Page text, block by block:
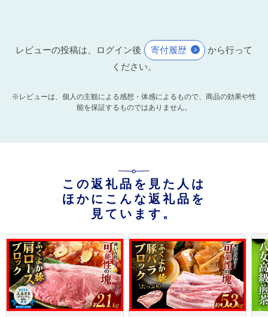
レビューの投稿は、ログイン後 寄付履歴
から行って
ください。
※レビューは、個人の主観による感想・体感によるもので、商品の効果や性
能を保証するものではありません。
この返礼品を見た人は
ほかにこんな返礼品を
見ています。